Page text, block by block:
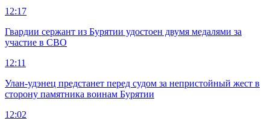
12:17
Гвардии сержант из Бурятии удостоен двумя медалями за
участие в СВО
12:11
Улан-удэнец предстанет перед судом за непристойный жест в
сторону памятника воинам Бурятии
12:02